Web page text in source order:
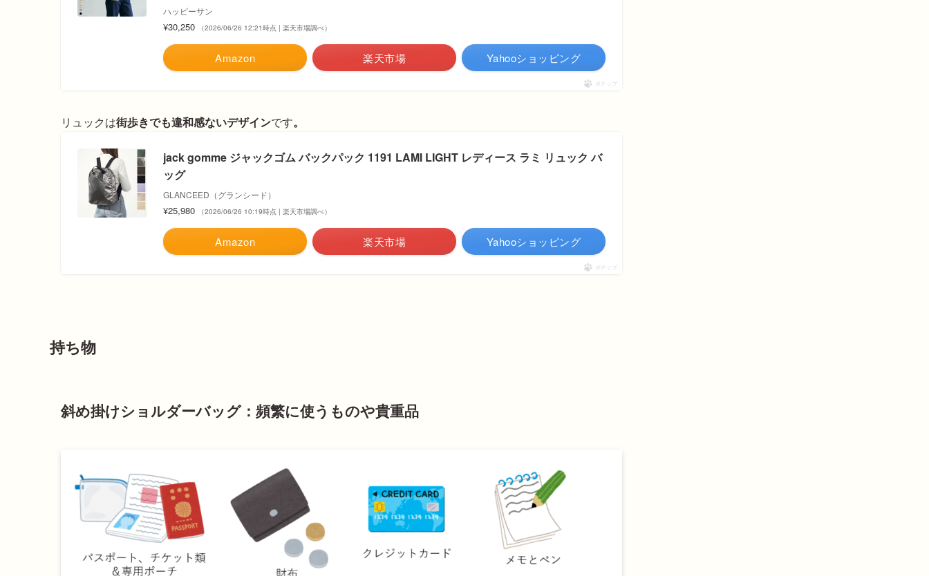
ハッピーサン
¥30,250 （2026/06/26 12:21時点 | 楽天市場調べ）
Amazon 楽天市場 Yahooショッピング
ポチップ
リュックは街歩きでも違和感ないデザインです。
jack gomme ジャックゴム バックパック 1191 LAMI LIGHT レディース ラミ リュック バ
ッグ
GLANCEED（グランシード）
¥25,980 （2026/06/26 10:19時点 | 楽天市場調べ）
Amazon 楽天市場 Yahooショッピング
ポチップ
持ち物
斜め掛けショルダーバッグ： 頻繁に使うものや貴重品